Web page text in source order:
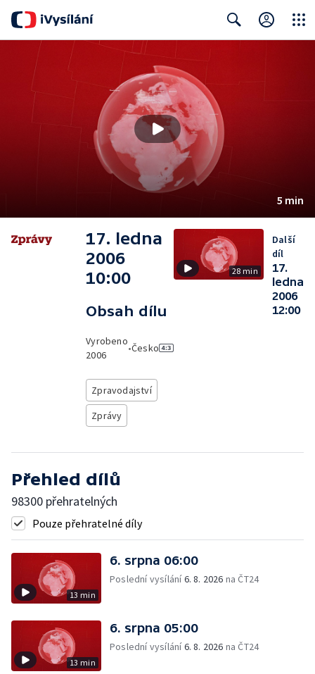
5 min
17. ledna
2006
10:00
Obsah dílu
Vyrobeno
2006
•Česko
Zpravodajství
Zprávy
28 min
Další
díl
17.
ledna
2006
12:00
Přehled dílů
98300 přehratelných
Pouze přehratelné díly
13 min
6. srpna 06:00
Poslední vysílání6. 8. 2026 na ČT24
13 min
6. srpna 05:00
Poslední vysílání6. 8. 2026 na ČT24